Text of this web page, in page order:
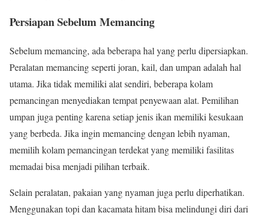
Persiapan Sebelum Memancing
Sebelum memancing, ada beberapa hal yang perlu dipersiapkan.
Peralatan memancing seperti joran, kail, dan umpan adalah hal
utama. Jika tidak memiliki alat sendiri, beberapa kolam
pemancingan menyediakan tempat penyewaan alat. Pemilihan
umpan juga penting karena setiap jenis ikan memiliki kesukaan
yang berbeda. Jika ingin memancing dengan lebih nyaman,
memilih kolam pemancingan terdekat yang memiliki fasilitas
memadai bisa menjadi pilihan terbaik.
Selain peralatan, pakaian yang nyaman juga perlu diperhatikan.
Menggunakan topi dan kacamata hitam bisa melindungi diri dari